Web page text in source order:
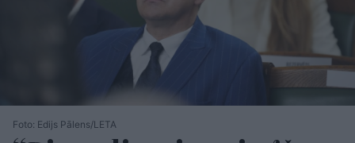
Foto: Edijs Pālens/LETA